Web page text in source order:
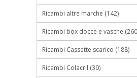
Ricambi altre marche (142)
Ricambi box docce e vasche
Ricambi Cassette scarico (188)
Ricambi Colacril (30)